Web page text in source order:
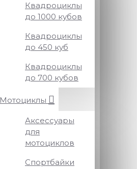
Квадроциклы
до 1000 кубов
Квадроциклы
до 450 куб
Квадроциклы
до 700 кубов
Мотоциклы
Аксессуары
для
мотоциклов
Спортбайки